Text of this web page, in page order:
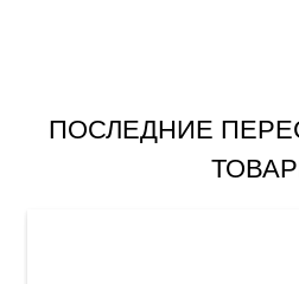
ПОСЛЕДНИЕ